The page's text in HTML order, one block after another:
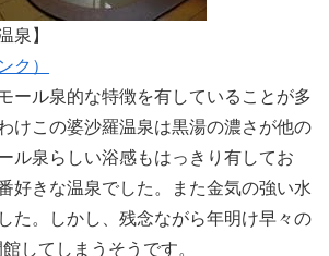
泉】
ク）
ール泉的な特徴を有していることが多
けこの婆沙羅温泉は黒湯の濃さが他の
ル泉らしい浴感もはっきり有してお
好きな温泉でした。また金気の強い水
た。しかし、残念ながら年明け早々の
してしまうそうです。